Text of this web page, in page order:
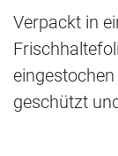
Verpackt in
geschützt